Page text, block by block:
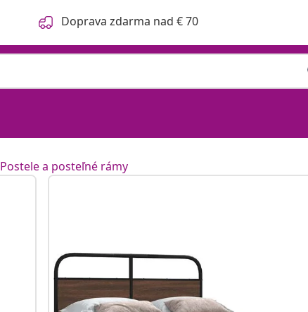
Doprava zdarma nad € 70
Postele a posteľné rámy